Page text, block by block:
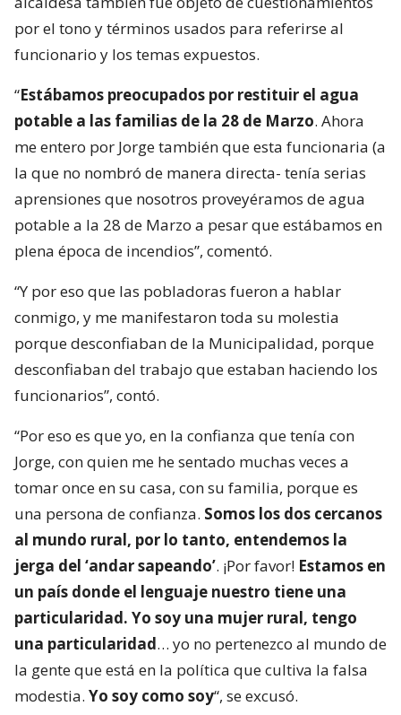
por el tono y términos usados para referirse al
funcionario y los temas expuestos.
“Estábamos preocupados por restituir el agua
potable a las familias de la 28 de Marzo. Ahora
me entero por Jorge también que esta funcionaria (a
la que no nombró de manera directa- tenía serias
aprensiones que nosotros proveyéramos de agua
potable a la 28 de Marzo a pesar que estábamos en
plena época de incendios”, comentó.
“Y por eso que las pobladoras fueron a hablar
conmigo, y me manifestaron toda su molestia
porque desconfiaban de la Municipalidad, porque
desconfiaban del trabajo que estaban haciendo los
funcionarios”, contó.
“Por eso es que yo, en la confianza que tenía con
Jorge, con quien me he sentado muchas veces a
tomar once en su casa, con su familia, porque es
una persona de confianza. Somos los dos cercanos
al mundo rural, por lo tanto, entendemos la
jerga del ‘andar sapeando’. ¡Por favor! Estamos en
un país donde el lenguaje nuestro tiene una
particularidad. Yo soy una mujer rural, tengo
una particularidad… yo no pertenezco al mundo de
la gente que está en la política que cultiva la falsa
modestia. Yo soy como soy“, se excusó.